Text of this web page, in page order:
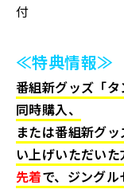
付
≪特典情報≫
番組新グッズ「
同時購入、
または番組新グ
い上げいただいた
先着で、ジング